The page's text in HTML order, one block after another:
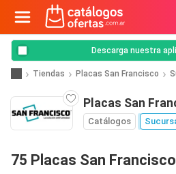
Descarga nuestra
Tiendas Placas San Francisco
Placas San
Catálogos
75 Placas San